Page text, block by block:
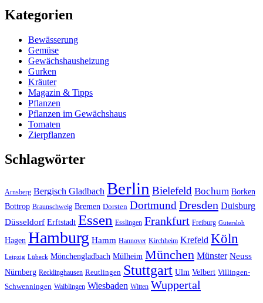
Kategorien
Bewässerung
Gemüse
Gewächshausheizung
Gurken
Kräuter
Magazin & Tipps
Pflanzen
Pflanzen im Gewächshaus
Tomaten
Zierpflanzen
Schlagwörter
Arnsberg Bergisch Gladbach Berlin Bielefeld Bochum Borken
Bottrop Braunschweig Bremen Dorsten DortmundDresden Duisburg
Düsseldorf Erftstadt Essen Esslingen Frankfurt Freiburg Gütersloh
Hagen Hamburg Hamm Hannover Kirchheim Krefeld Köln
Leipzig Lübeck Mönchengladbach Mülheim München Münster Neuss
Nürnberg Recklinghausen Reutlingen Stuttgart Ulm Velbert Villingen-
Schwenningen Waiblingen Wiesbaden Witten Wuppertal